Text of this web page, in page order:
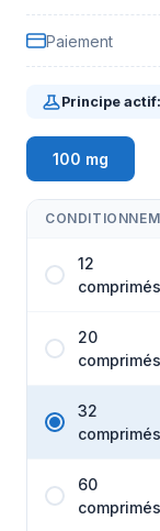
Paiement
Principe actif:
100 mg
12
comprimés
20
comprimés
32
comprimés
60
comprimés